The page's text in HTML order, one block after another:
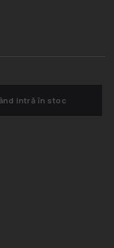
intră în stoc